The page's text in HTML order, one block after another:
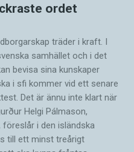
ordet
träder i kraft. I
samhället och i det
bevisa sina kunskaper
i sfi kommer vid ett senare
Det är ännu inte klart när
Helgi Pálmason,
i den isländska
till ett minst treårigt